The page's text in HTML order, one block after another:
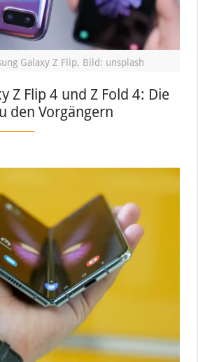
Galaxy Z Flip, Bild: unsplash
Z Flip 4 und Z Fold 4: Die
den Vorgängern